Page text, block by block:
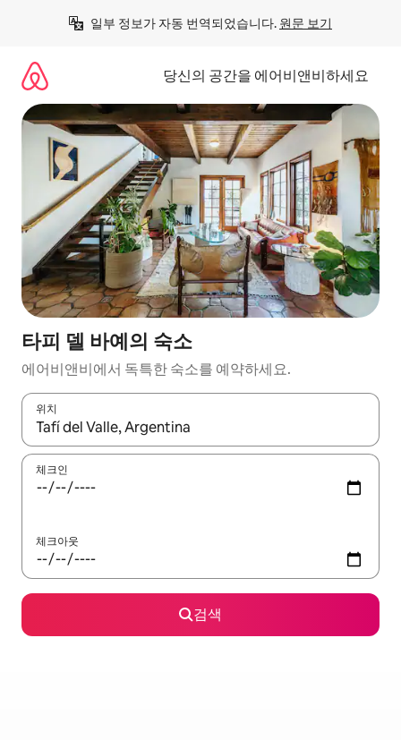
일부 정보가 자동 번역되었습니다. 원문 보기
당신의 공간을 에어비앤비하세요
타피 델 바예의 숙소
에어비앤비에서 독특한 숙소를 예약하세요.
위치
결과가 나오면 위·아래 화살표 키를 사용하거나 터치 또는 스와이
체크인
체크아웃
검색